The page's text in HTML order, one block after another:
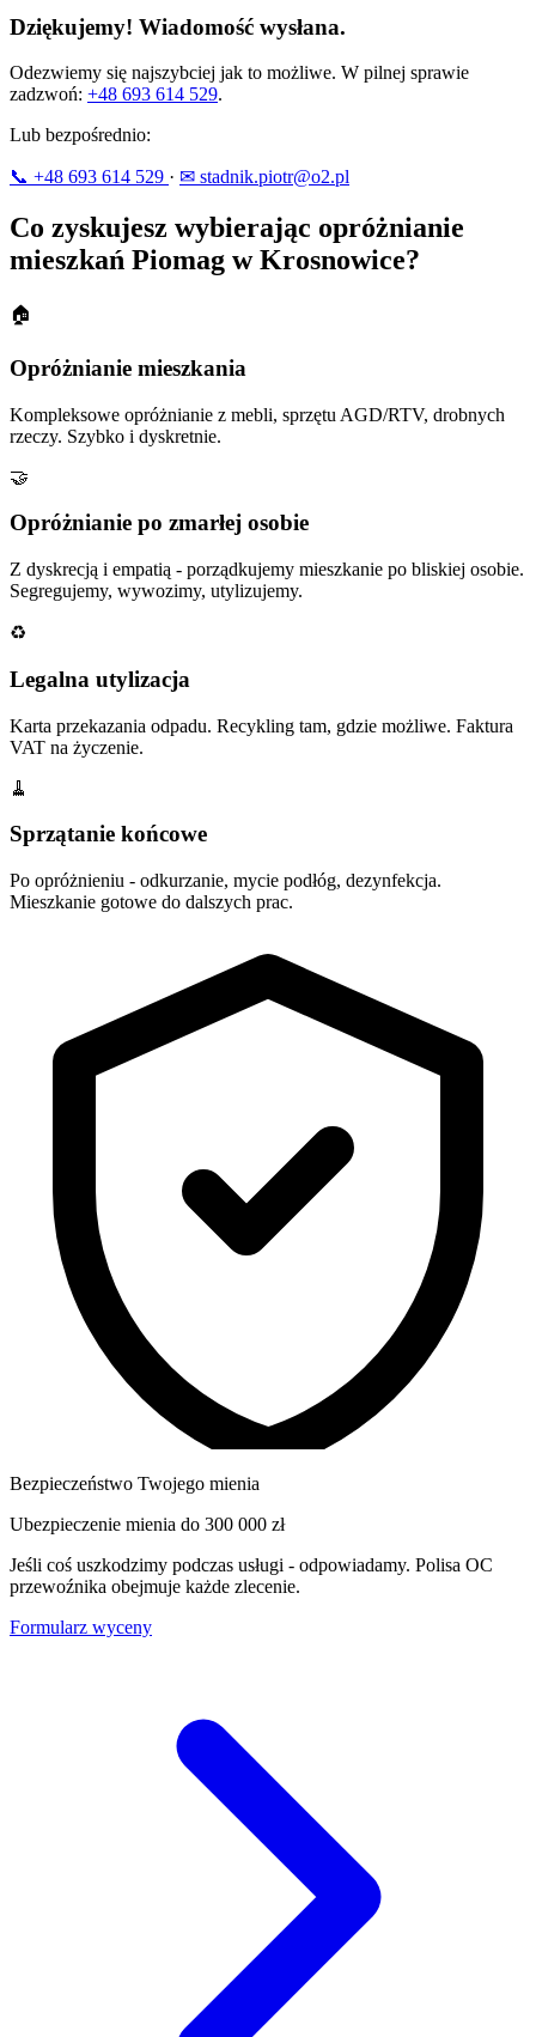
Dziękujemy! Wiadomość wysłana.
Odezwiemy się najszybciej jak to możliwe. W pilnej sprawie
zadzwoń: +48 693 614 529.
Lub bezpośrednio:
📞 +48 693 614 529 · ✉ stadnik.piotr@o2.pl
Co zyskujesz wybierając opróżnianie
mieszkań Piomag w Krosnowice?
🏠
Opróżnianie mieszkania
Kompleksowe opróżnianie z mebli, sprzętu AGD/RTV, drobnych
rzeczy. Szybko i dyskretnie.
🤝
Opróżnianie po zmarłej osobie
Z dyskrecją i empatią - porządkujemy mieszkanie po bliskiej osobie.
Segregujemy, wywozimy, utylizujemy.
♻️
Legalna utylizacja
Karta przekazania odpadu. Recykling tam, gdzie możliwe. Faktura
VAT na życzenie.
🧹
Sprzątanie końcowe
Po opróżnieniu - odkurzanie, mycie podłóg, dezynfekcja.
Mieszkanie gotowe do dalszych prac.
Bezpieczeństwo Twojego mienia
Ubezpieczenie mienia do 300 000 zł
Jeśli coś uszkodzimy podczas usługi - odpowiadamy. Polisa OC
przewoźnika obejmuje każde zlecenie.
Formularz wyceny